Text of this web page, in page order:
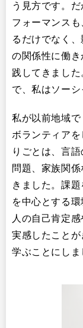
う見方です。
フォーマンス
るだけでなく
の関係性に働
践してきまし
で、私はソーシ
私が以前地域で
ボランティア
りごとは、言
問題、家族関
きました。課
を中心とする
人の自己肯定
実感したこと
学ぶことにしま